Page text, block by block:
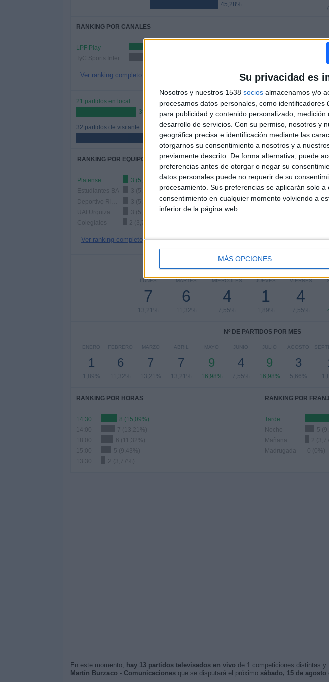
Su privacidad es
Nosotros y nuestros 1538 socios almacenamos y/o
procesamos datos personales, como
para publicidad y contenido personalizado,
desarrollo de servicios. Con su permiso, nosotros y
geográfica precisa e identificación mediante las
otorgarnos su consentimiento a nosotros y a
previamente descrito. De forma alternativa, puede
preferencias antes de otorgar o negar su
datos personales puede no requerir de su
procesamiento. Sus preferencias se aplicarán solo
consentimiento en cualquier momento volviendo a
inferior de la página web.
MÁS OPCIONES
45,28%
RANKING POR CANALES
LPF Play
Ver ranking completo
DE
21 partidos en local
39,62%
32 partidos de visitante
60,38%
RANKING POR EQUIPOS
Platense
3 (5,66%)
Estudiantes BA
3 (5,66%)
3 (5,66%)
UAI Urquiza
3 (5,66%)
Colegiales
2 (3,77%)
Ver ranking completo
RANKING POR
Primera B Argentina
Copa Argentina
3
LUNES
7
13,21%
MARTES
6
11,32%
MIÉRCOLES
4
7,55%
JUEVES
1
1,89%
VIERNES
4
7,55%
Nº DE PARTIDOS POR MES
ENERO
1
1,89%
FEBRERO
6
11,32%
MARZO
7
13,21%
ABRIL
7
13,21%
MAYO
9
16,98%
JUNIO
4
7,55%
JULIO
9
16,98%
AGOSTO
3
5,66%
RANKING POR HORAS
14:30
8 (15,09%)
7 (13,21%)
18:00
6 (11,32%)
15:00
5 (9,43%)
13:30
2 (3,77%)
RANKING POR
Tarde
Noche
5
Mañana
2
Madrugada
0 (0%)
En este momento, hay 13 partidos televisados en vivo de 1 competiciones distintas y
Martín Burzaco - Comunicacionesque se disputará el próximo sábado, 15 de agosto